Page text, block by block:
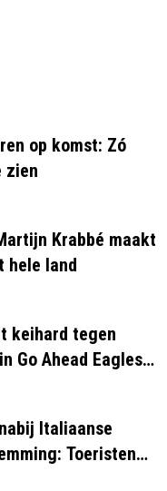
op komst: Zó
zien
Krabbé maakt
hele land
keihard tegen
Go Ahead Eagles-
Italiaanse
Toeristen